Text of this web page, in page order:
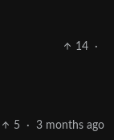
14
·
5 · 3 months ago